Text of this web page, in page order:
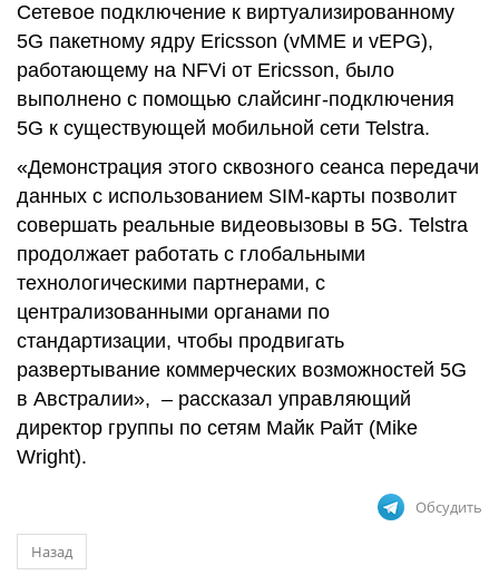
Сетевое подключение к виртуализированному
5G пакетному ядру Ericsson (vMME и vEPG),
работающему на NFVi от Ericsson, было
выполнено с помощью слайсинг-подключения
5G к существующей мобильной сети Telstra.
«Демонстрация этого сквозного сеанса передачи
данных с использованием SIM-карты позволит
совершать реальные видеовызовы в 5G. Telstra
продолжает работать с глобальными
технологическими партнерами, с
централизованными органами по
стандартизации, чтобы продвигать
развертывание коммерческих возможностей 5G
в Австралии», – рассказал управляющий
директор группы по сетям Майк Райт (Mike
Wright).
Обсудить
Назад